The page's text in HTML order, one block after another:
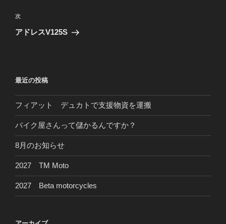
ビ
ゲ
ン
稿
次
の
次
アドレスV125S
最近の投稿
フィアット デュカトで支援物資を運搬
バイク屋さんって儲かるんですか？
8月のお知らせ
2027 TM Moto
2027 Beta motorcycles